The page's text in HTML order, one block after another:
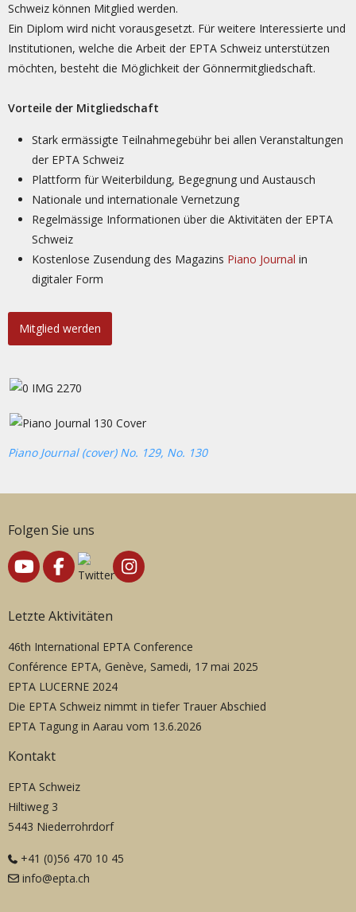
Schweiz können Mitglied werden.
Ein Diplom wird nicht vorausgesetzt. Für weitere Interessierte und
Institutionen, welche die Arbeit der EPTA Schweiz unterstützen
möchten, besteht die Möglichkeit der Gönnermitgliedschaft.
Vorteile der Mitgliedschaft
Stark ermässigte Teilnahmegebühr bei allen Veranstaltungen
der EPTA Schweiz
Plattform für Weiterbildung, Begegnung und Austausch
Nationale und internationale Vernetzung
Regelmässige Informationen über die Aktivitäten der EPTA
Schweiz
Kostenlose Zusendung des Magazins Piano Journal in
digitaler Form
Mitglied werden
Piano Journal (cover) No. 129, No. 130
Folgen Sie uns
Letzte Aktivitäten
46th International EPTA Conference
Conférence EPTA, Genève, Samedi, 17 mai 2025
EPTA LUCERNE 2024
Die EPTA Schweiz nimmt in tiefer Trauer Abschied
EPTA Tagung in Aarau vom 13.6.2026
Kontakt
EPTA Schweiz
Hiltiweg 3
5443 Niederrohrdorf
+41 (0)56 470 10 45
info@epta.ch